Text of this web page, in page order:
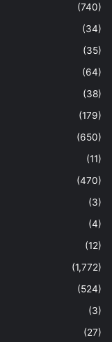
(740)
(34)
(35)
(64)
(38)
(179)
(650)
(11)
(470)
(3)
(4)
(12)
(1,772)
(524)
(3)
(27)